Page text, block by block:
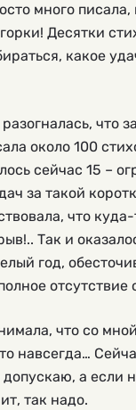
много писала,
Десятки
какое
что
около 100
сейчас 15 –
за такой
что куда-
Так и
год,
отсутствие
что со
навсегда…
допускаю, а если
так надо.